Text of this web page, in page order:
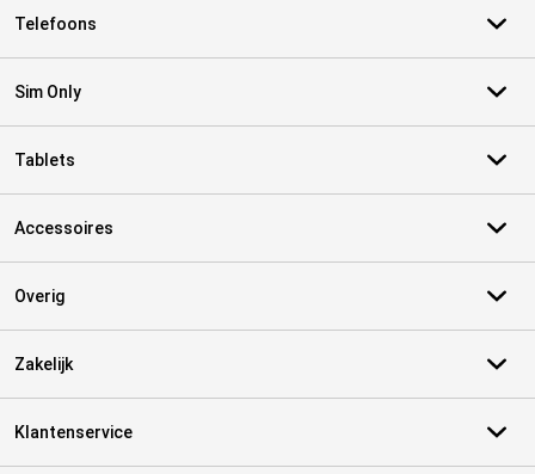
Telefoons
Sim Only
Tablets
Accessoires
Overig
Zakelijk
Klantenservice